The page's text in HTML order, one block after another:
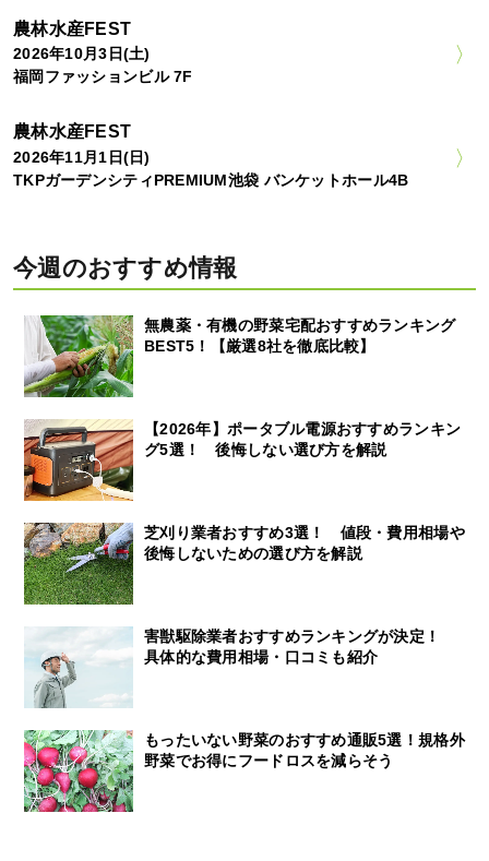
農林水産FEST
2026年10月3日(土)
福岡ファッションビル 7F
農林水産FEST
2026年11月1日(日)
TKPガーデンシティPREMIUM池袋 バンケットホール4B
今週のおすすめ情報
無農薬・有機の野菜宅配おすすめランキング
BEST5！【厳選8社を徹底比較】
【2026年】ポータブル電源おすすめランキン
グ5選！ 後悔しない選び方を解説
芝刈り業者おすすめ3選！ 値段・費用相場や
後悔しないための選び方を解説
害獣駆除業者おすすめランキングが決定！
具体的な費用相場・口コミも紹介
もったいない野菜のおすすめ通販5選！規格外
野菜でお得にフードロスを減らそう